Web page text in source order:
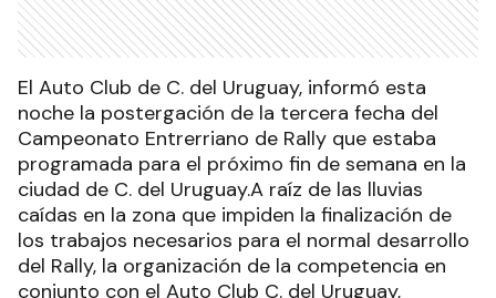
El Auto Club de C. del Uruguay, informó esta
noche la postergación de la tercera fecha del
Campeonato Entrerriano de Rally que estaba
programada para el próximo fin de semana en la
ciudad de C. del Uruguay.A raíz de las lluvias
caídas en la zona que impiden la finalización de
los trabajos necesarios para el normal desarrollo
del Rally, la organización de la competencia en
conjunto con el Auto Club C. del Uruguay,